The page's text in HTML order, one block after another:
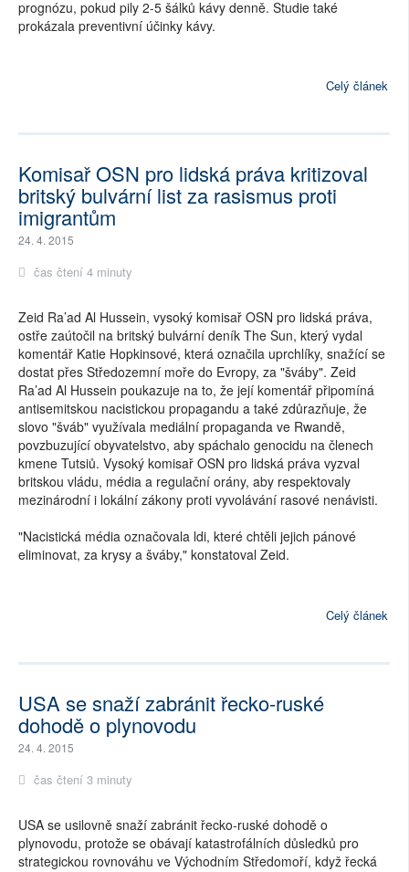
prognózu, pokud pily 2-5 šálků kávy denně. Studie také
prokázala preventivní účinky kávy.
Celý článek
Komisař OSN pro lidská práva kritizoval
britský bulvární list za rasismus proti
imigrantům
24. 4. 2015
čas čtení 4 minuty
Zeid Ra’ad Al Hussein, vysoký komisař OSN pro lidská práva,
ostře zaútočil na britský bulvární deník The Sun, který vydal
komentář Katie Hopkinsové, která označila uprchlíky, snažící se
dostat přes Středozemní moře do Evropy, za "šváby". Zeid
Ra’ad Al Hussein poukazuje na to, že její komentář připomíná
antisemitskou nacistickou propagandu a také zdůrazňuje, že
slovo "šváb" využívala mediální propaganda ve Rwandě,
povzbuzující obyvatelstvo, aby spáchalo genocidu na členech
kmene Tutsiů. Vysoký komisař OSN pro lidská práva vyzval
britskou vládu, média a regulační orány, aby respektovaly
mezinárodní i lokální zákony proti vyvolávání rasové nenávisti.
"Nacistická média označovala ldi, které chtěli jejich pánové
eliminovat, za krysy a šváby," konstatoval Zeid.
Celý článek
USA se snaží zabránit řecko-ruské
dohodě o plynovodu
24. 4. 2015
čas čtení 3 minuty
USA se usilovně snaží zabránit řecko-ruské dohodě o
plynovodu, protože se obávají katastrofálních důsledků pro
strategickou rovnováhu ve Východním Středomoří, když řecká